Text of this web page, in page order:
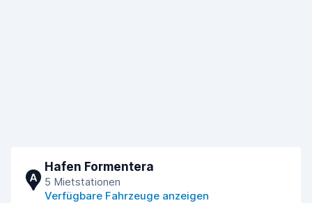
A
Hafen Formentera
5 Mietstationen
Verfügbare Fahrzeuge anzeigen